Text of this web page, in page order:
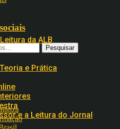
da ALB
e Prática
e a Leitura do Jornal